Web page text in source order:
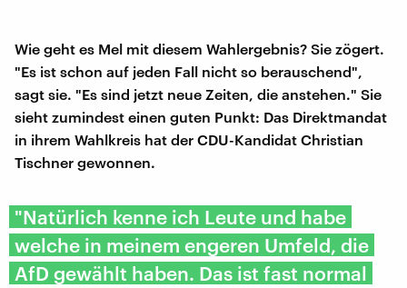
Wie geht es Mel mit diesem Wahlergebnis? Sie zögert.
"Es ist schon auf jeden Fall nicht so berauschend",
sagt sie. "Es sind jetzt neue Zeiten, die anstehen." Sie
sieht zumindest einen guten Punkt: Das Direktmandat
in ihrem Wahlkreis hat der CDU-Kandidat Christian
Tischner gewonnen.
"Natürlich kenne ich Leute und habe
welche in meinem engeren Umfeld, die
AfD gewählt haben. Das ist fast normal